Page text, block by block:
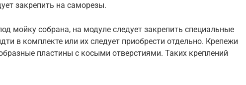
закрепить на саморезы.
мойку собрана, на модуле следует закрепить специальные
в комплекте или их следует приобрести отдельно. Крепежи
пластины с косыми отверстиями. Таких креплений